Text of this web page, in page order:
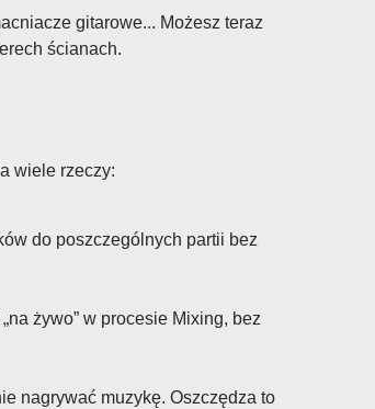
gitarowe... Możesz teraz
ścianach.
wiele rzeczy:
do poszczególnych partii bez
żywo” w procesie Mixing, bez
nagrywać muzykę. Oszczędza to